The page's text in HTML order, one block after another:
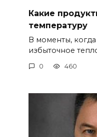
Какие
температуру
В моменты,
избыточное
0 460